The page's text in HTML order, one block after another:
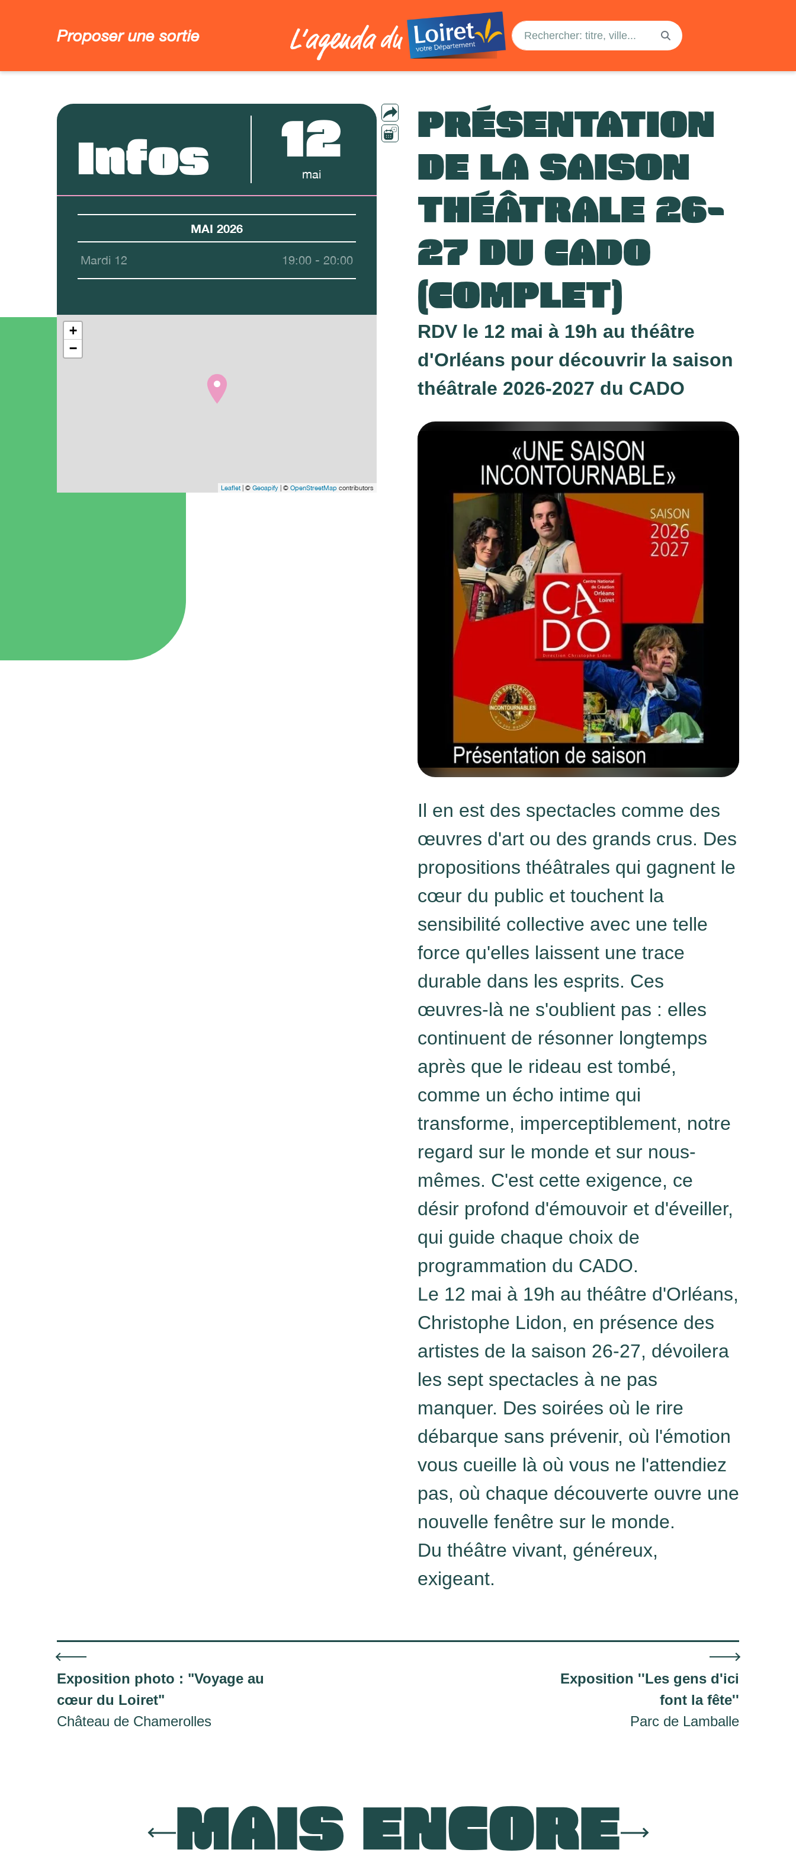
Proposer une sortie
PRÉSENTATION
DE LA SAISON
THÉÂTRALE 26-
27 DU CADO
(COMPLET)
Infos 12
mai
MAI 2026
Mardi 12 19:00 - 20:00
+
−
Leaflet| © Geoapify | © OpenStreetMap contributors
RDV le 12 mai à 19h au théâtre
d'Orléans pour découvrir la saison
théâtrale 2026-2027 du CADO
Il en est des spectacles comme des
œuvres d'art ou des grands crus. Des
propositions théâtrales qui gagnent le
cœur du public et touchent la
sensibilité collective avec une telle
force qu'elles laissent une trace
durable dans les esprits. Ces
œuvres-là ne s'oublient pas : elles
continuent de résonner longtemps
après que le rideau est tombé,
comme un écho intime qui
transforme, imperceptiblement, notre
regard sur le monde et sur nous-
mêmes. C'est cette exigence, ce
désir profond d'émouvoir et d'éveiller,
qui guide chaque choix de
programmation du CADO.
Le 12 mai à 19h au théâtre d'Orléans,
Christophe Lidon, en présence des
artistes de la saison 26-27, dévoilera
les sept spectacles à ne pas
manquer. Des soirées où le rire
débarque sans prévenir, où l'émotion
vous cueille là où vous ne l'attendiez
pas, où chaque découverte ouvre une
nouvelle fenêtre sur le monde.
Du théâtre vivant, généreux,
exigeant.
Exposition photo : "Voyage au
cœur du Loiret"
Château de Chamerolles
Exposition ''Les gens d'ici
font la fête''
Parc de Lamballe
MAIS ENCORE